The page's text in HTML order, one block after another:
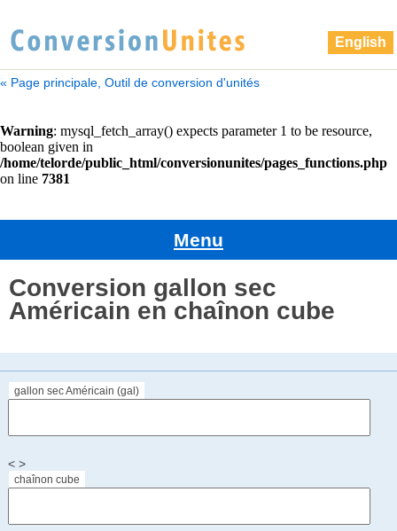
English
« Page principale, Outil de conversion d'unités
Menu
Conversion gallon sec
Américain en chaînon cube
gallon sec Américain (gal)
< >
chaînon cube